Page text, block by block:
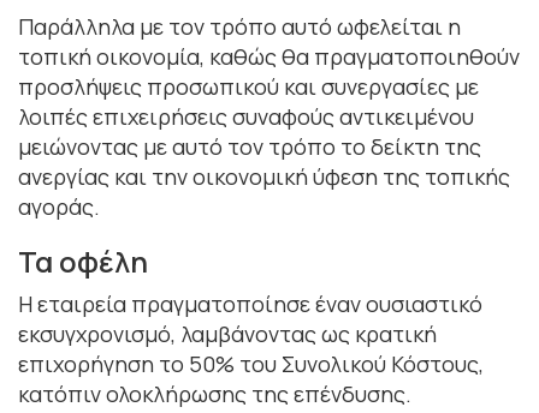
Παράλληλα με τον τρόπο αυτό ωφελείται η
τοπική οικονομία, καθώς θα πραγματοποιηθούν
προσλήψεις προσωπικού και συνεργασίες με
λοιπές επιχειρήσεις συναφούς αντικειμένου
μειώνοντας με αυτό τον τρόπο το δείκτη της
ανεργίας και την οικονομική ύφεση της τοπικής
αγοράς.
Τα οφέλη
Η εταιρεία πραγματοποίησε έναν ουσιαστικό
εκσυγχρονισμό, λαμβάνοντας ως κρατική
επιχορήγηση το 50% του Συνολικού Κόστους,
κατόπιν ολοκλήρωσης της επένδυσης.